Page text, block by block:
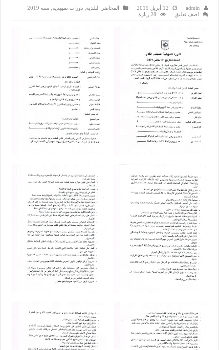
admin 12 أبريل 2019 المحاضر البلدية دورات تمهيدية ,سنة 2019
اضف تعليق
28 زيارة